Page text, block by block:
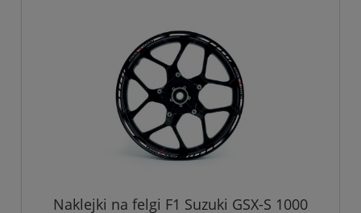
Naklejki na felgi F1 Suzuki GSX-S 1000